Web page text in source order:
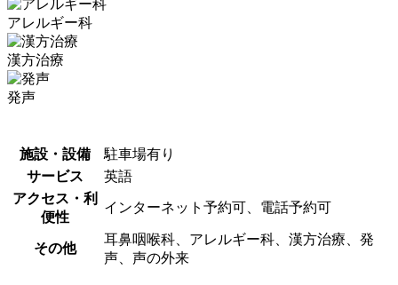
アレルギー科
漢方治療
発声
施設・設備
駐車場有り
サービス
英語
アクセス・利
便性
インターネット予約可、電話予約可
その他
耳鼻咽喉科、アレルギー科、漢方治療、発
声、声の外来